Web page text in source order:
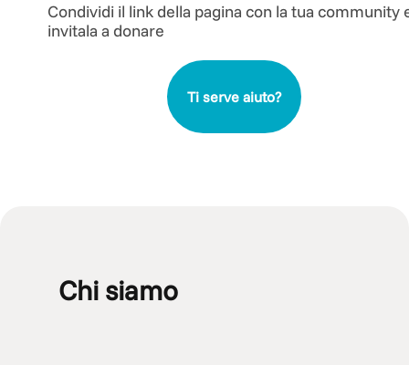
Condividi il link della pagina con la tua community
invitala a donare
Ti serve aiuto?
Chi siamo